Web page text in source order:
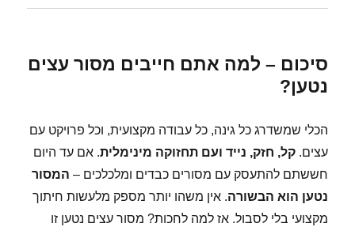
סיכום – למה אתם חייבים מסור עצים
נטען?
הכלי שמשדרג כל גינה, כל עבודה מקצועית, וכל פרויקט עם
עצים.קל, חזק, נייד ועם תחזוקה מינימלית. אם עד היום
חששתם להתעסק עם מסורים כבדים ומלכלכים – המסור
נטען הוא הבשורה. אין משהו יותר מספק מלעשות חיתוך
מקצועי בלי לסבול. אז למה לחכות? מסור עצים נטען זו